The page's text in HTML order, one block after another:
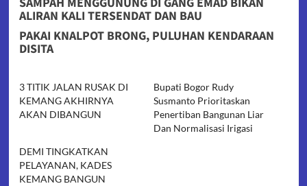
ALIRAN KALI TERSENDAT DAN BAU
PAKAI KNALPOT BRONG, PULUHAN KENDARAAN
DISITA
3 TITIK JALAN RUSAK DI
KEMANG AKHIRNYA
AKAN DIBANGUN
Bupati Bogor Rudy
Susmanto Prioritaskan
Penertiban Bangunan Liar
Dan Normalisasi Irigasi
DEMI TINGKATKAN
PELAYANAN, KADES
KEMANG BANGUN